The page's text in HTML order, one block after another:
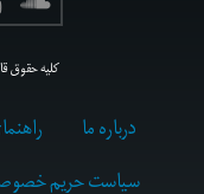
کلیه حقوق
درباره ما
سیاست حریم